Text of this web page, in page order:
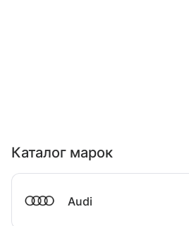
Каталог марок
Audi